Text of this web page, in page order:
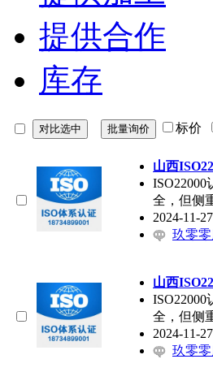
提供合作
库存
标价
山西
全，但侧
2024-11-
玖零
山西
全，但侧
2024-11-
玖零